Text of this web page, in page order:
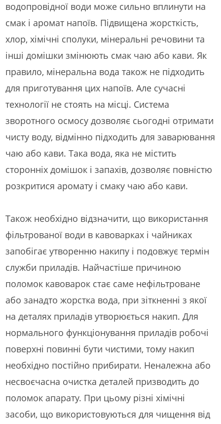
водопровідної води може сильно вплинути на
смак і аромат напоїв. Підвищена жорсткість,
хлор, хімічні сполуки, мінеральні речовини та
інші домішки змінюють смак чаю або кави. Як
правило, мінеральна вода також не підходить
для приготування цих напоїв. Але сучасні
технології не стоять на місці. Система
зворотного осмосу дозволяє сьогодні отримати
чисту воду, відмінно підходить для заварювання
чаю або кави. Така вода, яка не містить
сторонніх домішок і запахів, дозволяє повністю
розкритися аромату і смаку чаю або кави.
Також необхідно відзначити, що використання
фільтрованої води в кавоварках і чайниках
запобігає утворенню накипу і подовжує термін
служби приладів. Найчастіше причиною
поломок кавоварок стає саме нефільтроване
або занадто жорстка вода, при зіткненні з якої
на деталях приладів утворюється накип. Для
нормального функціонування приладів робочі
поверхні повинні бути чистими, тому накип
необхідно постійно прибирати. Неналежна або
несвоєчасна очистка деталей призводить до
поломок апарату. При цьому різні хімічні
засоби, що використовуються для чищення від